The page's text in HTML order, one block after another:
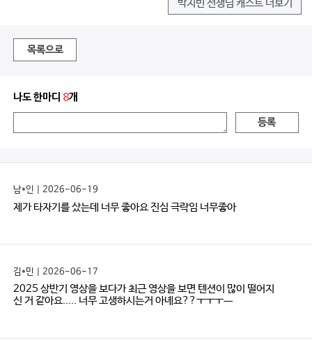
박지빈 선생님 캐스트 더보기
목록으로
나도 한마디 8개
등록
남*인 | 2026-06-19
제가 타자기를 샀는데 너무 좋아요 진심 극락임 너무좋아
김*민 | 2026-06-17
2025 상반기 영상을 보다가 최근 영상을 보면 텐션이 많이 떨어지
신 거 같아요..... 너무 고생하시는거 아녜요??ㅜㅜㅜㅡ